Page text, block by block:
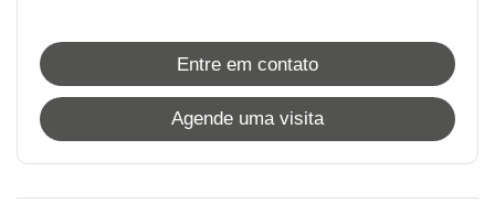
Entre em contato
Agende uma visita